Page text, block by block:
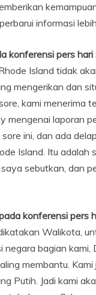
informasi
konferensi pers hari
Island tidak
mengerikan dan
kami menerima
mengenai laporan
ini, dan ada
Island. Itu
sebutkan, dan
konferensi pers
Walikota,
bagian
membantu.
Putih. Jadi kami